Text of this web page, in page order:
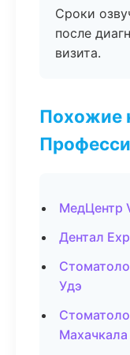
Сроки
после
визита.
Похожие
МедЦентр
Дентал
Удэ
Махачкала